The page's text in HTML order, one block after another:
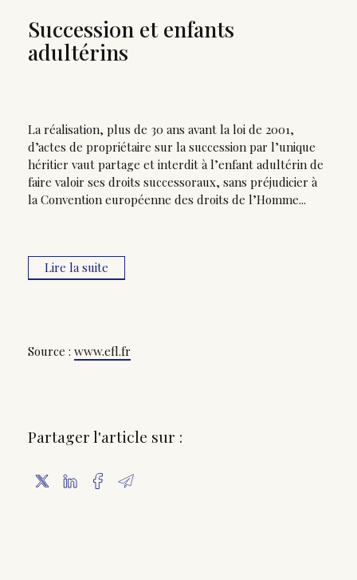
Succession et enfants
adultérins
Source : www.efl.fr
La réalisation, plus de 30 ans avant la loi de 2001,
d’actes de propriétaire sur la succession par l’unique
héritier vaut partage et interdit à l’enfant adultérin de
faire valoir ses droits successoraux, sans préjudicier à
la Convention européenne des droits de l’Homme...
Lire la suite